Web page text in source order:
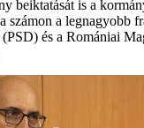
beiktatását is a
számon a legnagyobb
és a Romániai